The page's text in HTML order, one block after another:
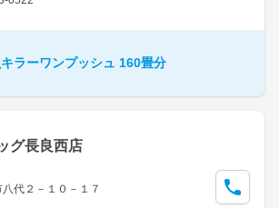
ラーワンプッシュ 160畳分
グ長良西店
代２－１０－１７